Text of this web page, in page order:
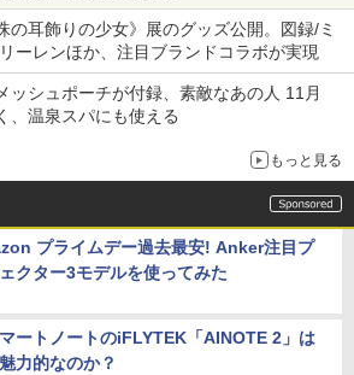
の耳飾りの少女》展のグッズ公開。図録/ミ
ーレンほか、注目ブランドコラボが実現
ッシュポーチが付録、素敵なあの人 11月
、温泉スパにも使える
もっと見る
プライムデー過去最安! Anker注目プ
クター3モデルを使ってみた
ートノートのiFLYTEK「AINOTE 2」は
力的なのか？